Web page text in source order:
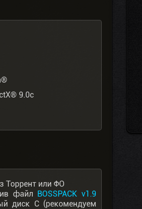
9.0с
Торрент или ФО
файл BOSSPACK v1.9
диск С (рекомендуем